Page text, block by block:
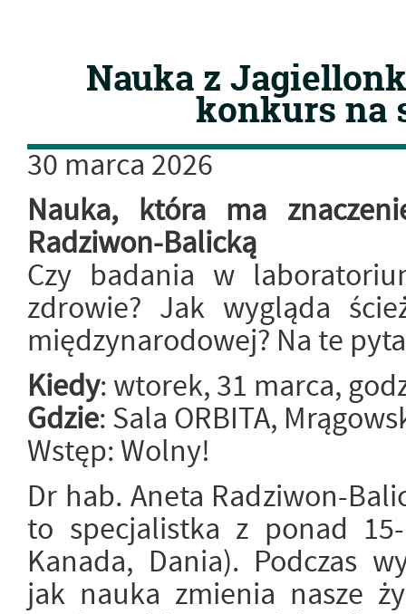
Nauka z
konkurs na
30 marca 2026
Nauka, która ma
Radziwon-Balicką
Czy badania w
zdrowie? Jak wygląda
międzynarodowej? Na te
Kiedy: wtorek, 31 marca,
Gdzie: Sala ORBITA,
Wstęp: Wolny!
Dr hab. Aneta Radziwon-
to specjalistka z ponad
Kanada, Dania). Podczas
jak nauka zmienia nasze